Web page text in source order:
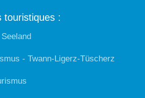
touristiques :
- Twann-Ligerz-Tüscherz